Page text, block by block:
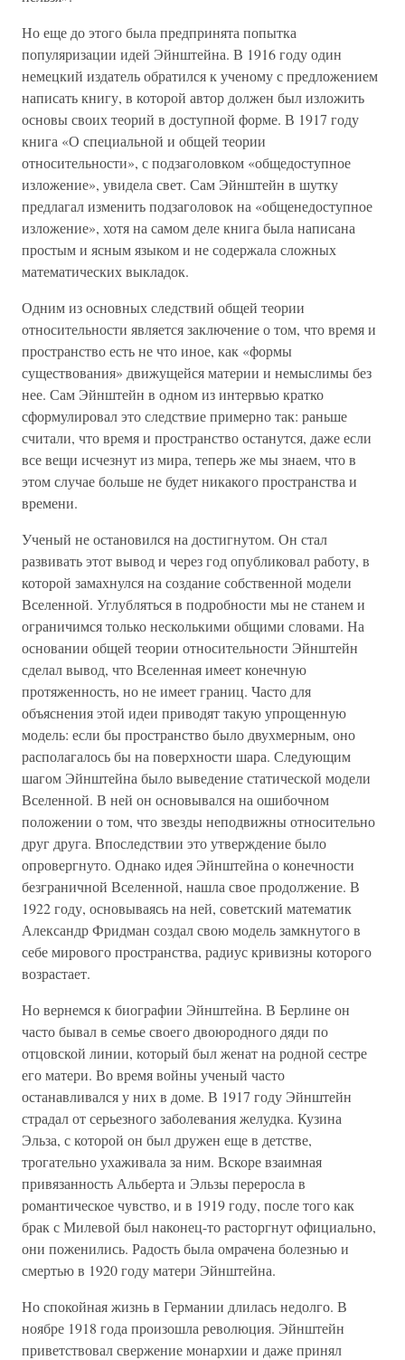
Но еще до этого была предпринята попытка
популяризации идей Эйнштейна. В 1916 году один
немецкий издатель обратился к ученому с предложением
написать книгу, в которой автор должен был изложить
основы своих теорий в доступной форме. В 1917 году
книга «О специальной и общей теории
относительности», с подзаголовком «общедоступное
изложение», увидела свет. Сам Эйнштейн в шутку
предлагал изменить подзаголовок на «общенедоступное
изложение», хотя на самом деле книга была написана
простым и ясным языком и не содержала сложных
математических выкладок.
Одним из основных следствий общей теории
относительности является заключение о том, что время и
пространство есть не что иное, как «формы
существования» движущейся материи и немыслимы без
нее. Сам Эйнштейн в одном из интервью кратко
сформулировал это следствие примерно так: раньше
считали, что время и пространство останутся, даже если
все вещи исчезнут из мира, теперь же мы знаем, что в
этом случае больше не будет никакого пространства и
времени.
Ученый не остановился на достигнутом. Он стал
развивать этот вывод и через год опубликовал работу, в
которой замахнулся на создание собственной модели
Вселенной. Углубляться в подробности мы не станем и
ограничимся только несколькими общими словами. На
основании общей теории относительности Эйнштейн
сделал вывод, что Вселенная имеет конечную
протяженность, но не имеет границ. Часто для
объяснения этой идеи приводят такую упрощенную
модель: если бы пространство было двухмерным, оно
располагалось бы на поверхности шара. Следующим
шагом Эйнштейна было выведение статической модели
Вселенной. В ней он основывался на ошибочном
положении о том, что звезды неподвижны относительно
друг друга. Впоследствии это утверждение было
опровергнуто. Однако идея Эйнштейна о конечности
безграничной Вселенной, нашла свое продолжение. В
1922 году, основываясь на ней, советский математик
Александр Фридман создал свою модель замкнутого в
себе мирового пространства, радиус кривизны которого
возрастает.
Но вернемся к биографии Эйнштейна. В Берлине он
часто бывал в семье своего двоюродного дяди по
отцовской линии, который был женат на родной сестре
его матери. Во время войны ученый часто
останавливался у них в доме. В 1917 году Эйнштейн
страдал от серьезного заболевания желудка. Кузина
Эльза, с которой он был дружен еще в детстве,
трогательно ухаживала за ним. Вскоре взаимная
привязанность Альберта и Эльзы переросла в
романтическое чувство, и в 1919 году, после того как
брак с Милевой был наконец-то расторгнут официально,
они поженились. Радость была омрачена болезнью и
смертью в 1920 году матери Эйнштейна.
Но спокойная жизнь в Германии длилась недолго. В
ноябре 1918 года произошла революция. Эйнштейн
приветствовал свержение монархии и даже принял